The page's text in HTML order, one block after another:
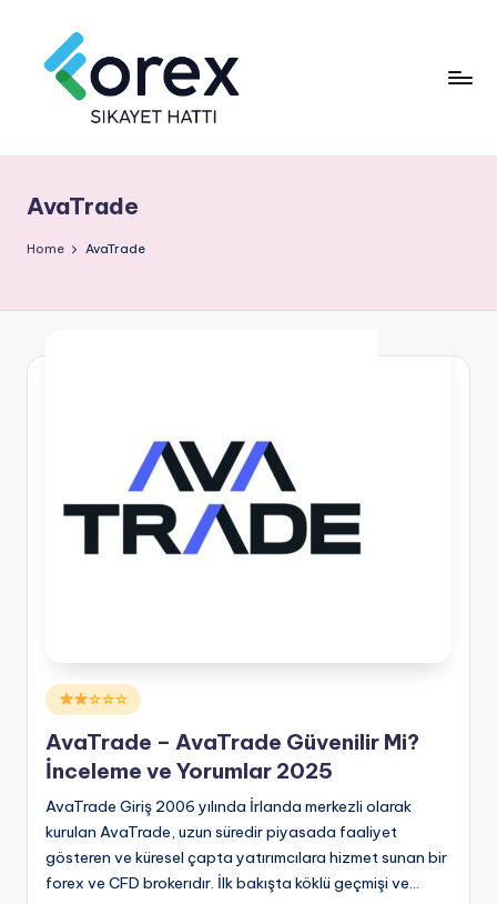
AvaTrade
Home AvaTrade
Posted
in
☆☆☆
AvaTrade – AvaTrade Güvenilir Mi?
İnceleme ve Yorumlar 2025
AvaTrade Giriş 2006 yılında İrlanda merkezli olarak
kurulan AvaTrade, uzun süredir piyasada faaliyet
gösteren ve küresel çapta yatırımcılara hizmet sunan bir
forex ve CFD brokerıdır. İlk bakışta köklü geçmişi ve…